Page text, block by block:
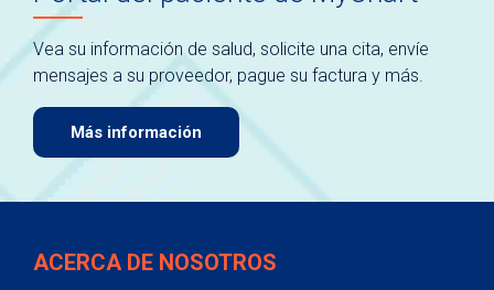
Vea su información de salud, solicite una cita, envíe
mensajes a su proveedor, pague su factura y más.
Más información
ACERCA DE NOSOTROS